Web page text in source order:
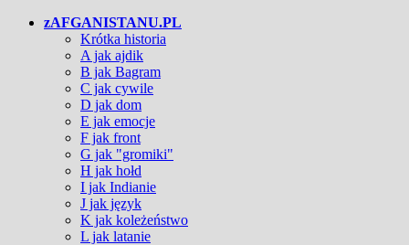
zAFGANISTANU.PL
Krótka historia
A jak ajdik
B jak Bagram
C jak cywile
D jak dom
E jak emocje
F jak front
G jak "gromiki"
H jak hołd
I jak Indianie
J jak język
K jak koleżeństwo
L jak latanie